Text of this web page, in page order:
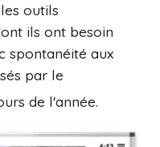
outils
ilsont besoin
spontanéité aux
par le
de l'année.